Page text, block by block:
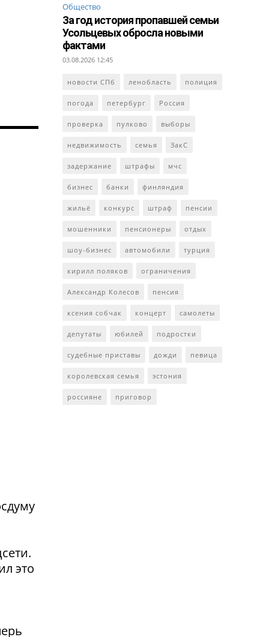
это
Общество
За год история пропавшей семьи
Усольцевых обросла новыми
фактами
03.08.2026 12:45
новости СПб ленобласть полиция
погода петербург Россия
проверка пулково выборы
недвижимость семья ЗакС
задержание штрафы мчс
бизнес банки финляндия
жильё конкурс штраф пенсии
мошенники пенсионеры отдых
шоу-бизнес автомобили турция
кирилл поляков ограничения
Александр Колесов пенсия
ксения собчак концерт самолеты
депутаты юбилей подростки
судебные приставы дожди певица
королевская семья эстония
россияне приговор